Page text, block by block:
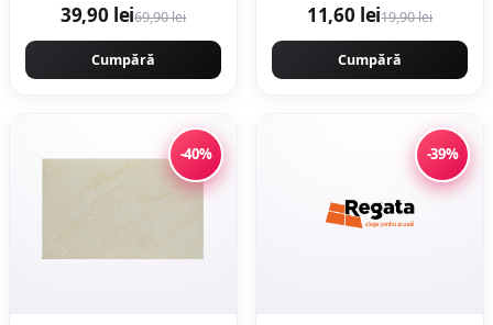
lucioasa rectificata tip
piatra naturala
39,90 lei69,90 lei
Cumpără
11,60 lei19,90 lei
Cumpără
-40% -39%